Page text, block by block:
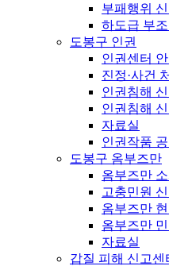
부패행위
하도급 부
도봉구 인권
인권센터 안
진정·사건
인권침해
인권침해
자료실
인권작품
도봉구 옴부즈만
옴부즈만 소
고충민원
옴부즈만
옴부즈만
자료실
갑질 피해 신고센